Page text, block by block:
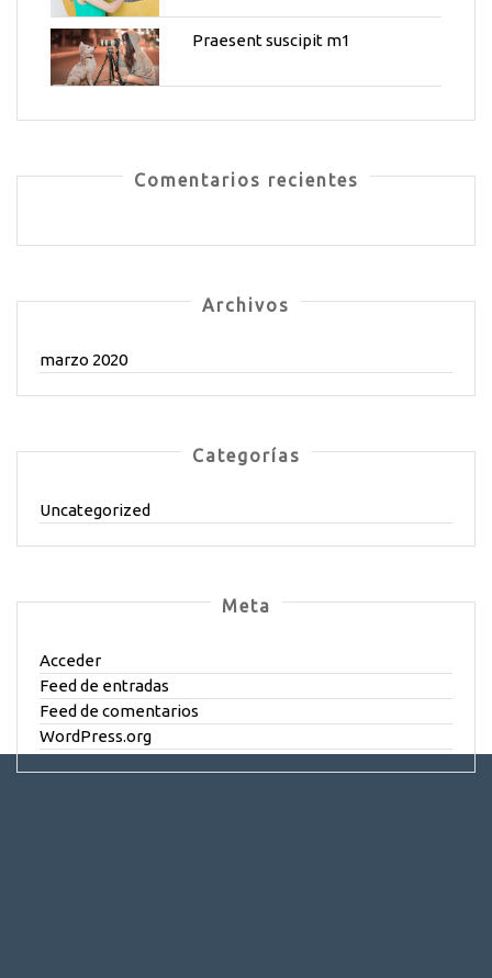
Praesent suscipit m1
Comentarios recientes
Archivos
marzo 2020
Categorías
Uncategorized
Meta
Acceder
Feed de entradas
Feed de comentarios
WordPress.org